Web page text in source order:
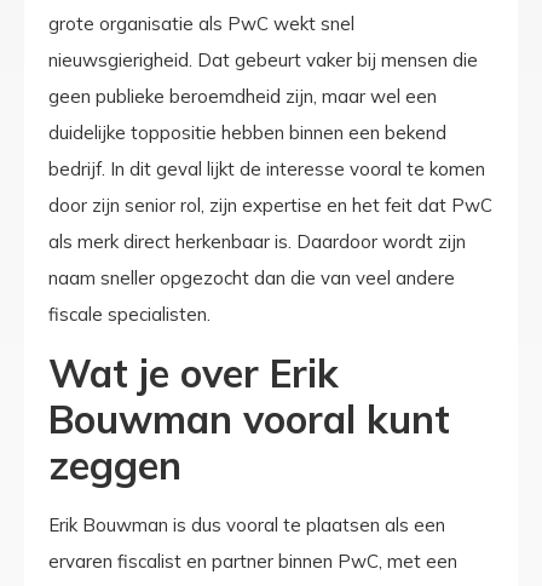
grote organisatie als PwC wekt snel
nieuwsgierigheid. Dat gebeurt vaker bij mensen die
geen publieke beroemdheid zijn, maar wel een
duidelijke toppositie hebben binnen een bekend
bedrijf. In dit geval lijkt de interesse vooral te komen
door zijn senior rol, zijn expertise en het feit dat PwC
als merk direct herkenbaar is. Daardoor wordt zijn
naam sneller opgezocht dan die van veel andere
fiscale specialisten.
Wat je over Erik
Bouwman vooral kunt
zeggen
Erik Bouwman is dus vooral te plaatsen als een
ervaren fiscalist en partner binnen PwC, met een